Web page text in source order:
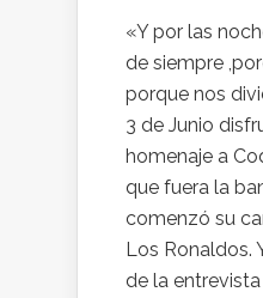
«Y por las
de siempre
porque nos
3 de Junio
homenaje a
que fuera la
comenzó su
Los Ronaldos.
de la